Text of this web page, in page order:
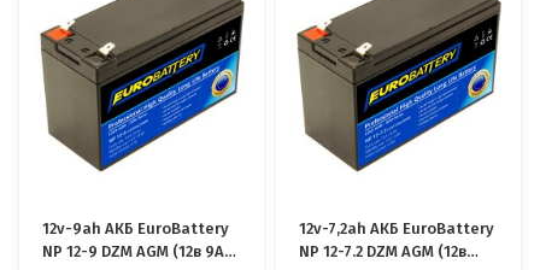
12v-9ah АКБ EuroBattery
NP 12-9 DZM AGM (12в 9Ач)
12v-7,2ah АКБ EuroBattery
NP 12-7.2 DZM AGM (12в